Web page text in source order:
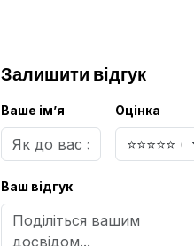
Залишити відгук
Ваше ім’я Оцінка
Ваш відгук